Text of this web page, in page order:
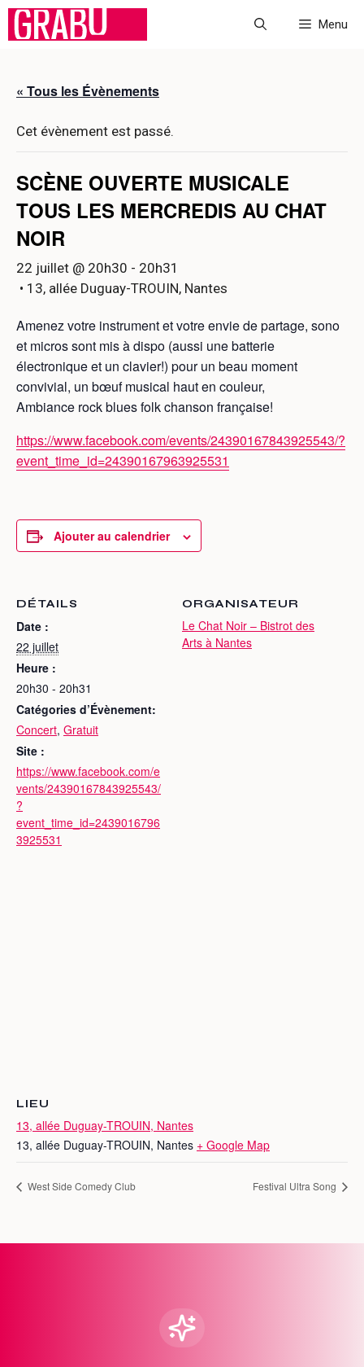
Aller
Menu
« Tous les Évènements
Cet évènement est passé.
SCÈNE OUVERTE MUSICALE
TOUS LES MERCREDIS AU CHAT
NOIR
22 juillet @ 20h30 - 20h31
• 13, allée Duguay-TROUIN, Nantes
Amenez votre instrument et votre envie de partage, sono
et micros sont mis à dispo (aussi une batterie
électronique et un clavier!) pour un beau moment
convivial, un bœuf musical haut en couleur,
Ambiance rock blues folk chanson française!
https://www.facebook.com/events/24390167843925543/?
event_time_id=24390167963925531
Ajouter au calendrier
DÉTAILS
Date :
22 juillet
Heure :
20h30 - 20h31
Catégories d’Évènement:
Concert, Gratuit
Site :
https://www.facebook.com/e
vents/24390167843925543/
?
event_time_id=2439016796
3925531
ORGANISATEUR
Le Chat Noir – Bistrot des
Arts à Nantes
LIEU
13, allée Duguay-TROUIN, Nantes
13, allée Duguay-TROUIN, Nantes + Google Map
West Side Comedy Club Festival Ultra Song